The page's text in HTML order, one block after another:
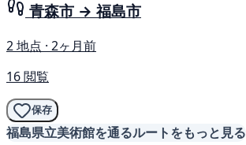
青森市 → 福島市
2 地点 · 2ヶ月前
16 閲覧
保存
福島県立美術館を通るルートをもっと見る